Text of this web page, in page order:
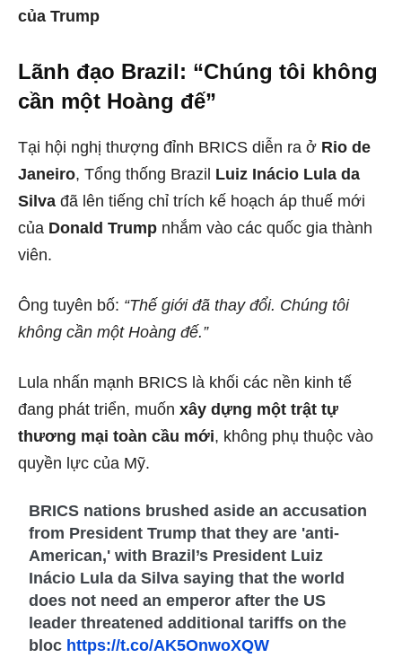
của Trump
Lãnh đạo Brazil: “Chúng tôi không
cần một Hoàng đế”
Tại hội nghị thượng đỉnh BRICS diễn ra ở Rio de
Janeiro, Tổng thống Brazil Luiz Inácio Lula da
Silva đã lên tiếng chỉ trích kế hoạch áp thuế mới
của Donald Trump nhắm vào các quốc gia thành
viên.
Ông tuyên bố: “Thế giới đã thay đổi. Chúng tôi
không cần một Hoàng đế.”
Lula nhấn mạnh BRICS là khối các nền kinh tế
đang phát triển, muốn xây dựng một trật tự
thương mại toàn cầu mới, không phụ thuộc vào
quyền lực của Mỹ.
BRICS nations brushed aside an accusation
from President Trump that they are 'anti-
American,' with Brazil’s President Luiz
Inácio Lula da Silva saying that the world
does not need an emperor after the US
leader threatened additional tariffs on the
bloc https://t.co/AK5OnwoXQW